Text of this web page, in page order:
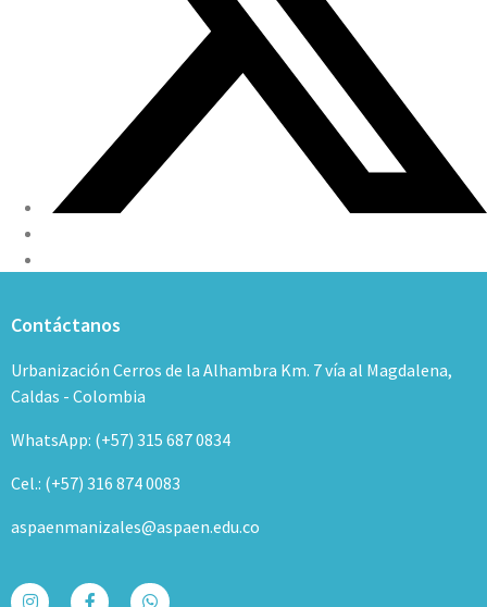
Contáctanos
Urbanización Cerros de la Alhambra Km. 7 vía al Magdalena,
Caldas - Colombia
WhatsApp: (+57) 315 687 0834
Cel.: (+57) 316 874 0083
aspaenmanizales@aspaen.edu.co